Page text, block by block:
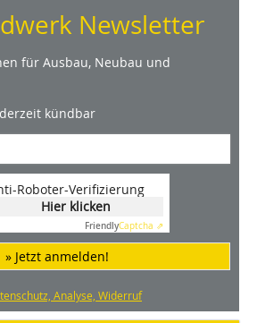
Newsletter
für Ausbau, Neubau und
kündbar
Roboter-Verifizierung
Hier klicken
FriendlyCaptcha ⇗
» Jetzt anmelden!
Analyse, Widerruf